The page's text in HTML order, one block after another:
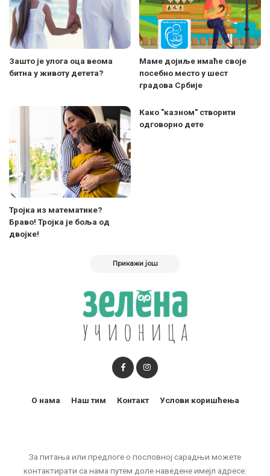
Зашто је улога оца веома
битна у животу детета?
Маме дојиље имаће своје
посебно место у шест
градова Србије
Тројка из математике?
Браво! Тројка је боља од
двојке!
Како "казном" створити
одговорно дете
Прикажи још
За питања или предлоге о пословној сарадњи можете
контактирати са нама путем доле наведене имејл адресе:
О нама Наш тим Контакт Услови коришћења